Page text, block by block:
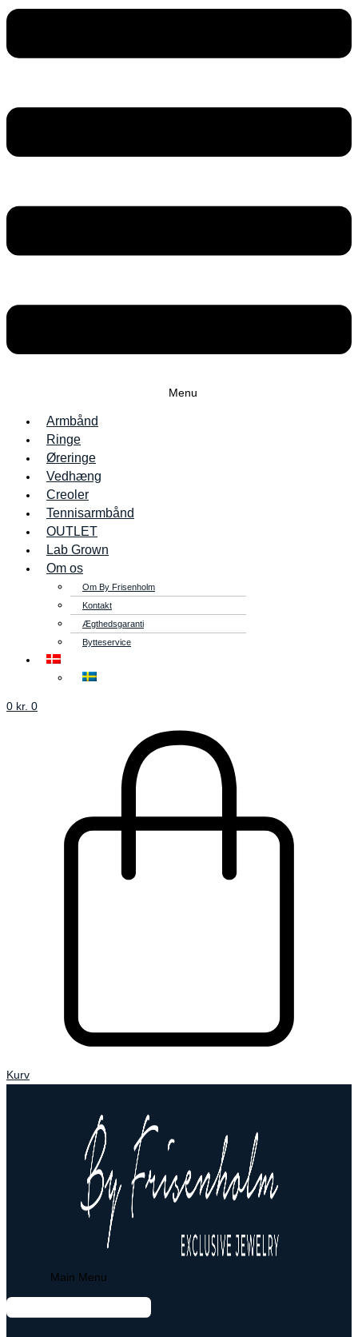
Menu
Armbånd
Ringe
Øreringe
Vedhæng
Creoler
Tennisarmbånd
OUTLET
Lab Grown
Om os
Om By Frisenholm
Kontakt
Ægthedsgaranti
Bytteservice
0 kr. 0
Kurv
Main Menu